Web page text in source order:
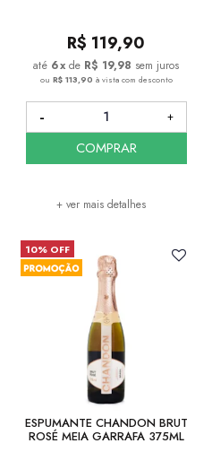
R$ 119,90
6x de R$ 19,98 sem juros
ou R$ 113,90 à vista com desconto
+ ver mais detalhes
COMPRAR
10% OFF
ESPUMANTE CHANDON BRUT
ROSÉ MEIA GARRAFA 375ML